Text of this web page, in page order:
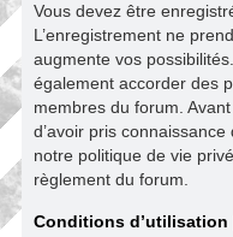
Vous devez être
L’enregistrement ne
augmente vos
également accorder des
membres du forum.
d’avoir pris
notre politique de vie
règlement du forum.
Conditions d’utilisation